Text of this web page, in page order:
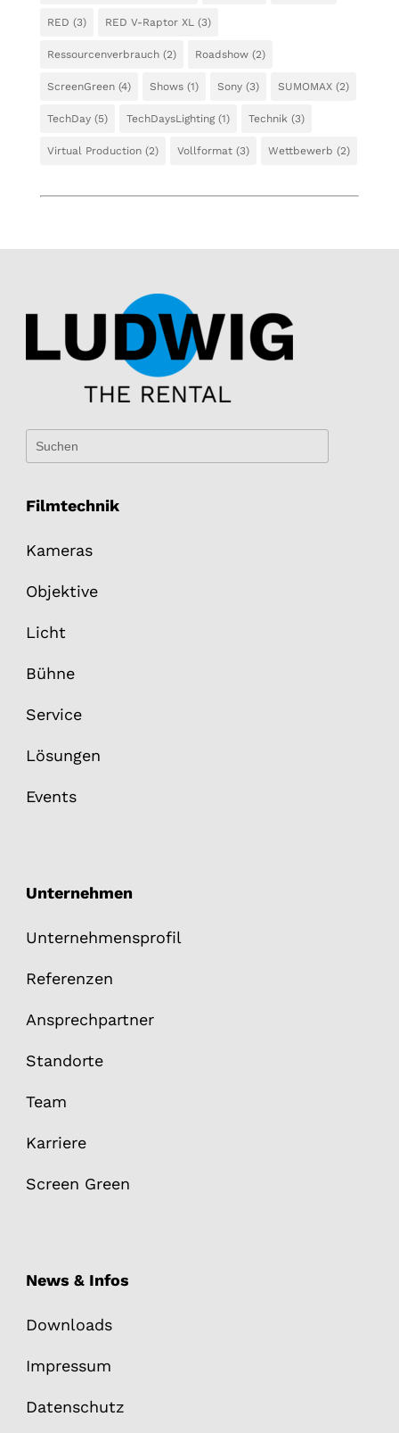
RED (3) RED V-Raptor XL (3)
Ressourcenverbrauch(2) Roadshow(2)
ScreenGreen(4) Shows(1) Sony(3) SUMOMAX(2)
TechDay(5) TechDaysLighting(1) Technik (3)
Virtual Production(2) Vollformat(3) Wettbewerb (2)
Filmtechnik
Kameras
Objektive
Licht
Bühne
Service
Lösungen
Events
Unternehmen
Unternehmensprofil
Referenzen
Ansprechpartner
Standorte
Team
Karriere
Screen Green
News & Infos
Downloads
Impressum
Datenschutz